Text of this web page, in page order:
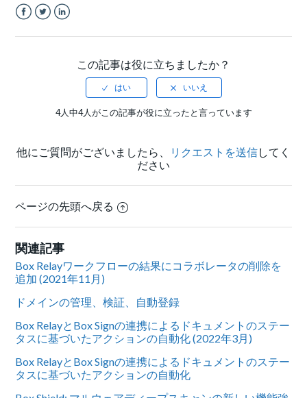
この記事は役に立ちましたか？
4人中4人がこの記事が役に立ったと言っています
他にご質問がございましたら、 リクエストを送信してく
ださい
ページの先頭へ戻る
関連記事
Box Relayワークフローの結果にコラボレータの削除を
追加 (2021年11月)
ドメインの管理、検証、自動登録
Box RelayとBox Signの連携によるドキュメントのステー
タスに基づいたアクションの自動化 (2022年3月)
Box RelayとBox Signの連携によるドキュメントのステー
タスに基づいたアクションの自動化